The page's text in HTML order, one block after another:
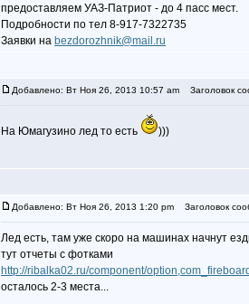
предоставляем УАЗ-Патриот - до 4 пасс мест.
Подробности по тел 8-917-7322735
Заявки на bezdorozhnik@mail.ru
Добавлено: Вт Ноя 26, 2013 10:57 am Заголовок
На Юмагузино лед то есть )))
Добавлено: Вт Ноя 26, 2013 1:20 pm Заголовок
Лед есть, там уже скоро на машинах начнут
тут отчеты с фотками
http://ribalka02.ru/component/
осталось 2-3 места...